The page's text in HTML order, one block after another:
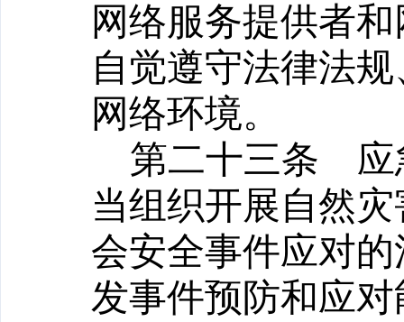
网络服务提供者
自觉遵守法律法
网络环境。
第二十三条 应
当组织开展自然
会安全事件应对
发事件预防和应